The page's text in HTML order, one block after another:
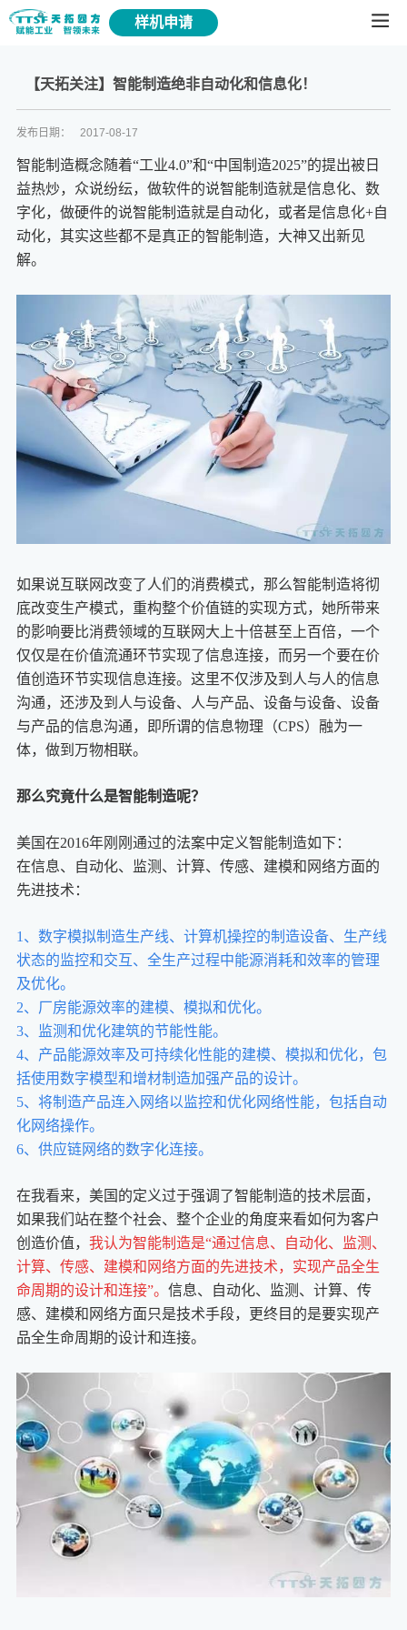
样机申请
【天拓关注】智能制造绝非自动化和信息化！
发布日期： 2017-08-17
智能制造概念随着“工业4.0”和“中国制造2025”的提出被日
益热炒，众说纷纭，做软件的说智能制造就是信息化、数
字化，做硬件的说智能制造就是自动化，或者是信息化+自
动化，其实这些都不是真正的智能制造，大神又出新见
解。
如果说互联网改变了人们的消费模式，那么智能制造将彻
底改变生产模式，重构整个价值链的实现方式，她所带来
的影响要比消费领域的互联网大上十倍甚至上百倍，一个
仅仅是在价值流通环节实现了信息连接，而另一个要在价
值创造环节实现信息连接。这里不仅涉及到人与人的信息
沟通，还涉及到人与设备、人与产品、设备与设备、设备
与产品的信息沟通，即所谓的信息物理（CPS）融为一
体，做到万物相联。
那么究竟什么是智能制造呢？
美国在2016年刚刚通过的法案中定义智能制造如下：
在信息、自动化、监测、计算、传感、建模和网络方面的
先进技术：
1、数字模拟制造生产线、计算机操控的制造设备、生产线
状态的监控和交互、全生产过程中能源消耗和效率的管理
及优化。
2、厂房能源效率的建模、模拟和优化。
3、监测和优化建筑的节能性能。
4、产品能源效率及可持续化性能的建模、模拟和优化，包
括使用数字模型和增材制造加强产品的设计。
5、将制造产品连入网络以监控和优化网络性能，包括自动
化网络操作。
6、供应链网络的数字化连接。
在我看来，美国的定义过于强调了智能制造的技术层面，
如果我们站在整个社会、整个企业的角度来看如何为客户
创造价值， 我认为智能制造是“通过信息、自动化、监测、
计算、传感、建模和网络方面的先进技术，实现产品全生
命周期的设计和连接”。 信息、自动化、监测、计算、传
感、建模和网络方面只是技术手段，更终目的是要实现产
品全生命周期的设计和连接。